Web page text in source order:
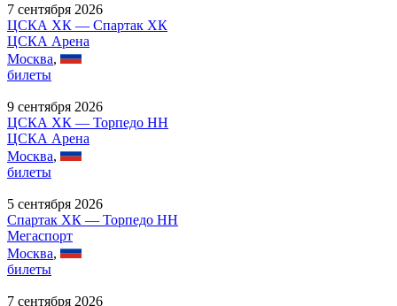
7 сентября 2026
ЦСКА ХК — Спартак ХК
ЦСКА Арена
Москва,
билеты
9 сентября 2026
ЦСКА ХК — Торпедо НН
ЦСКА Арена
Москва,
билеты
5 сентября 2026
Спартак ХК — Торпедо НН
Мегаспорт
Москва,
билеты
7 сентября 2026